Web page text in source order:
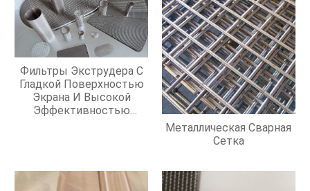
Фильтры Экструдера С
Гладкой Поверхностью
Экрана И Высокой
Эффективностью
Металлическая Сварная
Сетка